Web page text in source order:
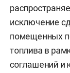
исключение
помещенных
топлива в
соглашений и